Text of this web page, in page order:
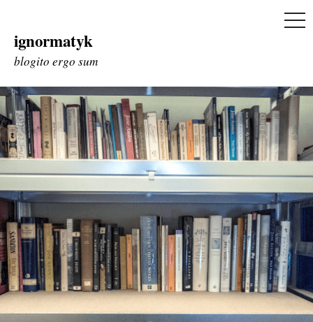
Skip
to
ignormatyk
blogito ergo sum